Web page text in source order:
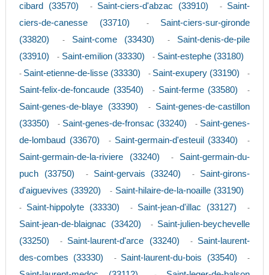
cibard (33570)
- Saint-ciers-d'abzac (33910) - Saint-
ciers-de-canesse (33710)
- Saint-ciers-sur-gironde
(33820)
- Saint-come (33430) - Saint-denis-de-pile
(33910)
- Saint-emilion (33330) - Saint-estephe (33180)
- Saint-etienne-de-lisse (33330) - Saint-exupery (33190) -
Saint-felix-de-foncaude (33540) - Saint-ferme (33580) -
Saint-genes-de-blaye (33390) - Saint-genes-de-castillon
(33350)
- Saint-genes-de-fronsac (33240) - Saint-genes-
de-lombaud (33670)
- Saint-germain-d'esteuil (33340) -
Saint-germain-de-la-riviere (33240) - Saint-germain-du-
puch (33750)
- Saint-gervais (33240) - Saint-girons-
d'aiguevives (33920)
- Saint-hilaire-de-la-noaille (33190)
- Saint-hippolyte (33330) - Saint-jean-d'illac (33127) -
Saint-jean-de-blaignac (33420) - Saint-julien-beychevelle
(33250)
- Saint-laurent-d'arce (33240) - Saint-laurent-
des-combes (33330)
- Saint-laurent-du-bois (33540) -